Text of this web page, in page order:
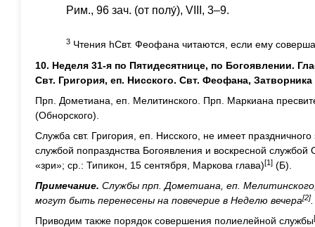
Рим., 96 зач. (от полу́), VIII, 3–9.
3 Чтения hСвт. Феофана читаются, если ему
10. Неделя 31-я по Пятидесятнице, по Богоявлении.
Свт. Григория, еп. Нисского. Свт. Феофана,
Прп. Дометиана, еп. Мелитинского. Прп. Маркиана
(Обнорского).
Служба свт. Григория, еп. Нисского, не имеет
службой попразднства Богоявления и воскресной
«зри»; ср.: Типикон, 15 сентября, Маркова глава)[1] (Б).
Примечание. Службы прп. Дометиана, еп.
могут быть перенесены на повечерие в Неделю вечера[2]
Приводим также порядок совершения полиелейной службы